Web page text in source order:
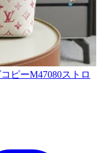
ピーM47080ストロ